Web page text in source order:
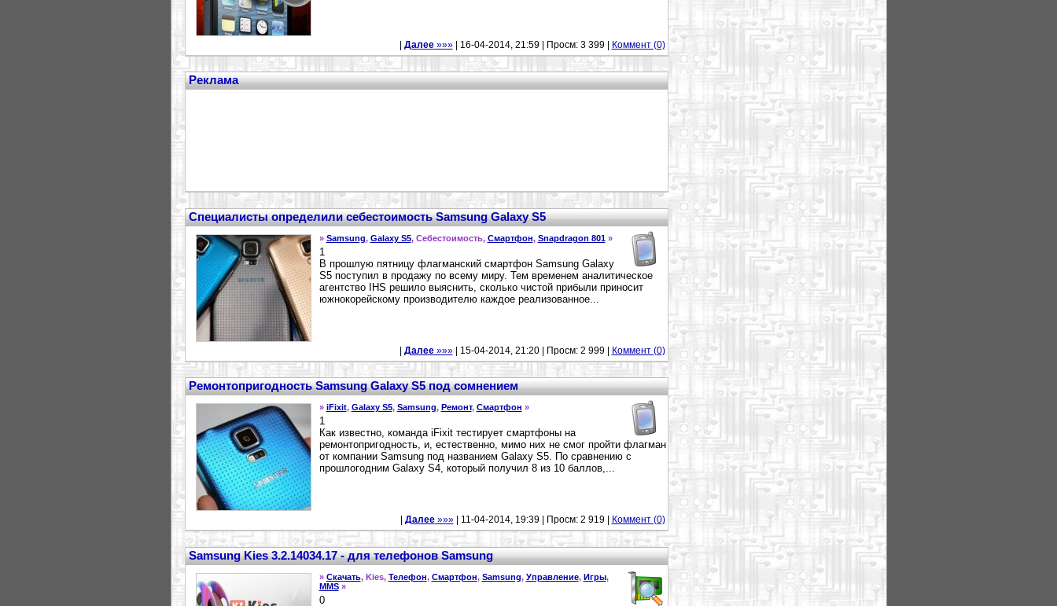
Далее»»»| 16-04-2014, 21:59 | Просм: 3 399 | Коммент (0)
Реклама
Специалисты определили себестоимость Samsung Galaxy S5
» Samsung, Galaxy S5, Себестоимость, Смартфон, Snapdragon 801»
1
В прошлую пятницу флагманский смартфон Samsung Galaxy
S5 поступил в продажу по всему миру. Тем временем аналитическое
агентство IHS решило выяснить, сколько чистой прибыли приносит
южнокорейскому производителю каждое реализованное...
Далее»»»| 15-04-2014, 21:20 | Просм: 2 999 | Коммент (0)
Ремонтопригодность Samsung Galaxy S5 под сомнением
» iFixit, Galaxy S5, Samsung, Ремонт, Смартфон »
1
Как известно, команда iFixit тестирует смартфоны на
ремонтопригодность, и, естественно, мимо них не смог пройти флагман
от компании Samsung под названием Galaxy S5. По сравнению с
прошлогодним Galaxy S4, который получил 8 из 10 баллов,...
Далее»»»| 11-04-2014, 19:39 | Просм: 2 919 | Коммент (0)
Samsung Kies 3.2.14034.17 - для телефонов Samsung
» Скачать, Kies, Телефон, Смартфон, Samsung, Управление, Игры,
MMS»
0